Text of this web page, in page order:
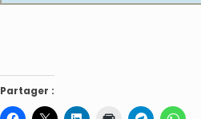
Partager :